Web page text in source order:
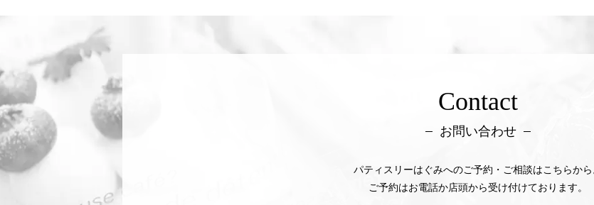
Contact
お問い合わせ
パティスリーはぐみへのご予約・ご相談はこちらから
ご予約はお電話か店頭から受け付けております。